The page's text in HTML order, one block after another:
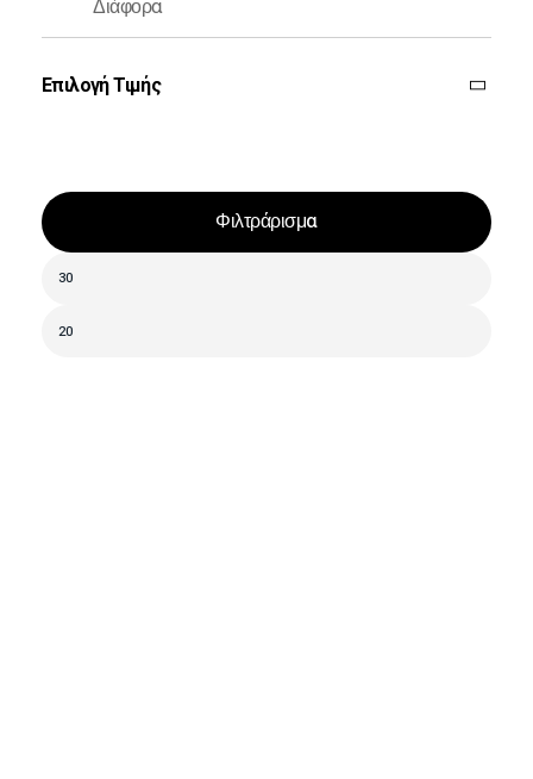
Διάφορα
Επιλογή Τιμής
Φιλτράρισμα